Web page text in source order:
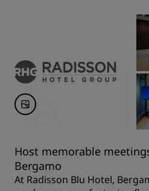
Host memorable
Bergamo
At Radisson Blu Hotel,